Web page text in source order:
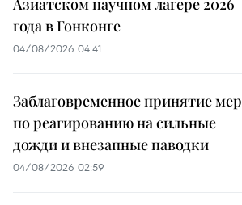
года в Гонконге
04/08/2026 04:41
Заблаговременное принятие мер
по реагированию на сильные
дожди и внезапные паводки
04/08/2026 02:59